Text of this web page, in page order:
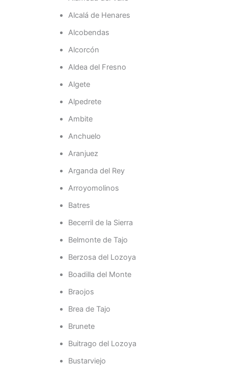
Alcalá de Henares
Alcobendas
Alcorcón
Aldea del Fresno
Algete
Alpedrete
Ambite
Anchuelo
Aranjuez
Arganda del Rey
Arroyomolinos
Batres
Becerril de la Sierra
Belmonte de Tajo
Berzosa del Lozoya
Boadilla del Monte
Braojos
Brea de Tajo
Brunete
Buitrago del Lozoya
Bustarviejo